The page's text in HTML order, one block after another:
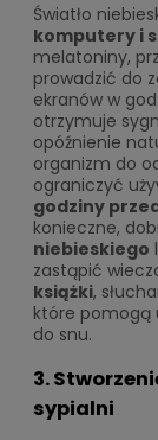
Światło
komputery i
melatoniny,
prowadzić do
ekranów w
otrzymuje
opóźnienie
organizm do
ograniczyć
godziny
konieczne,
niebieskiego
zastąpić
książki,
które pomogą
do snu.
3.
sypialni